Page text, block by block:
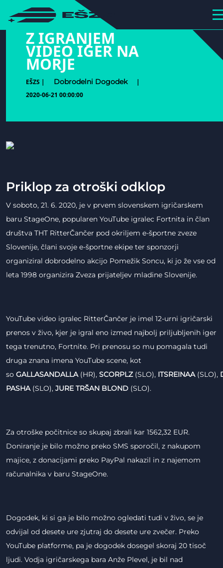
hihiiiiiiiiiii
Z IGRANJEM
VIDEO IGER NA
MORJE
EŠZS | Dobrodelni Dogodek
|
2020-06-21 00:00:00
Priklop za otroški odklop
V soboto, 21. 6. 2020, je v prvem slovenskem igričarskem
baru StageOne, popularen YouTube igralec Fortnita in član
društva THT RitterČančer pod okriljem e-športne zveze
Slovenije, člani svoje e-športne ekipe ter sponzorji
organiziral dobrodelno akcijo Pomežik Soncu, ki jo že vse od
leta 1998 organizira Zveza prijateljev mladine Slovenije.
YouTube video igralec RitterČančer je imel 12-urni igričarski
prenos v živo, kjer je igral eno izmed najbolj priljubljenih iger
tega trenutno, Fortnite. Pri prenosu so mu pomagala tudi
druga znana imena YouTube scene, kot
so GALLASANDALLA (HR), SCORPLZ (SLO), ITSREINAA (SLO),
PASHA (SLO), JURE TRŠAN BLOND (SLO).
Za otroške počitnice so skupaj zbrali kar 1562,32 EUR.
Doniranje je bilo možno preko SMS sporočil, z nakupom
majice, z donacijami preko PayPal nakazil in z najemom
računalnika v baru StageOne.
Dogodek, ki si ga je bilo možno ogledati tudi v živo, se je
odvijal od desete ure zjutraj do desete ure zvečer. Preko
YouTube platforme, pa je dogodek dosegel skoraj 20 tisoč
ljudi. Vodja igričarskega bara Anže Plevel, je bil nad